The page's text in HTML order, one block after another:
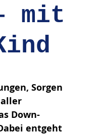
mit
Sorgen
aller
Down-
entgeht